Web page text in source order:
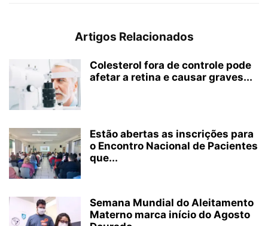
Artigos Relacionados
Colesterol fora de controle pode
afetar a retina e causar graves...
Estão abertas as inscrições para
o Encontro Nacional de Pacientes
que...
Semana Mundial do Aleitamento
Materno marca início do Agosto